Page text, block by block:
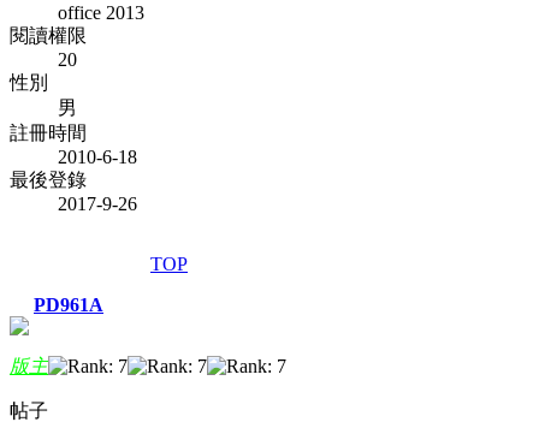
office 2013
閱讀權限
20
性別
男
註冊時間
2010-6-18
最後登錄
2017-9-26
TOP
PD961A
版主
帖子